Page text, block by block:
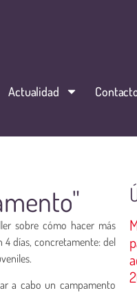
Actualidad
sobre cómo hacer más
días, concretamente: del
a cabo un campamento